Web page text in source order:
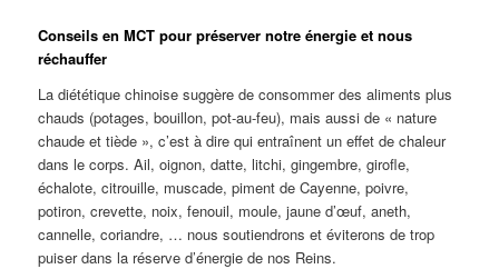
Conseils en MCT pour préserver notre énergie et nous
réchauffer
La diététique chinoise suggère de consommer des aliments plus
chauds (potages, bouillon, pot-au-feu), mais aussi de « nature
chaude et tiède », c’est à dire qui entraînent un effet de chaleur
dans le corps. Ail, oignon, datte, litchi, gingembre, girofle,
échalote, citrouille, muscade, piment de Cayenne, poivre,
potiron, crevette, noix, fenouil, moule, jaune d’œuf, aneth,
cannelle, coriandre, … nous soutiendrons et éviterons de trop
puiser dans la réserve d’énergie de nos Reins.